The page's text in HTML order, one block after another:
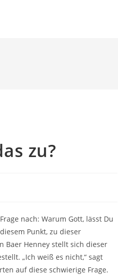
zu?
nach: Warum Gott, lässt Du
Punkt, zu dieser
Baer Henney stellt sich dieser
„Ich weiß es nicht,“ sagt
auf diese schwierige Frage.